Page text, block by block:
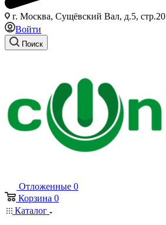
г. Москва, Сущёвский Вал, д.5, стр.20
Войти
Поиск
Отложенные 0
Корзина 0
Каталог